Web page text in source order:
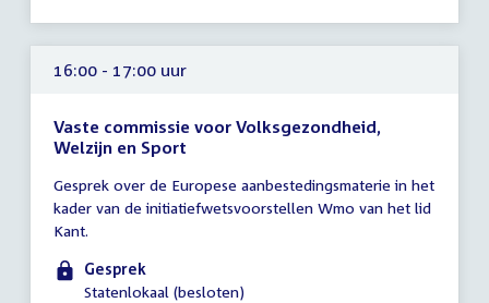
uur
16:00 - 17:00 uur
Vaste commissie voor Volksgezondheid,
Welzijn en Sport
vergadering
16:00
-
17:00
uur
Gesprek over de Europese aanbestedingsmaterie in het
kader van de initiatiefwetsvoorstellen Wmo van het lid
Kant.
Gesprek
Statenlokaal (besloten)